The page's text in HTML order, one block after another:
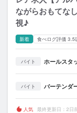
ながらおもてな
視♪
新着 食べログ評価 3.5
バイト ホールスタ
バイト バーテンダ
人気 最終更新日：2日